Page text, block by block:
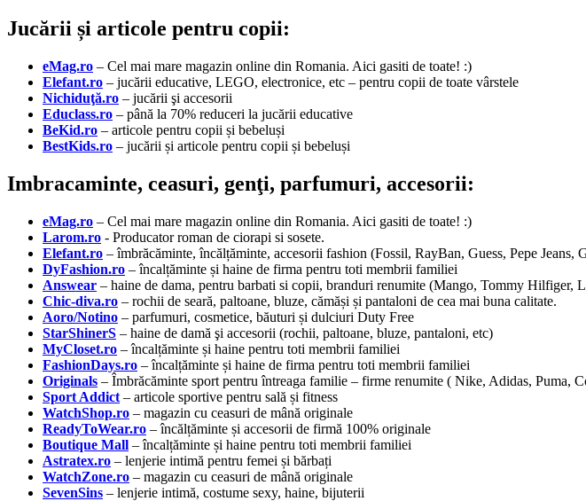
Jucării și articole pentru copii:
eMag.ro – Cel mai mare magazin online din Romania. Aici gasiti de toate! :)
Elefant.ro – jucării educative, LEGO, electronice, etc – pentru copii de toate vârstele
Nichiduţă.ro – jucării şi accesorii
Educlass.ro – până la 70% reduceri la jucării educative
BeKid.ro – articole pentru copii și bebeluși
BestKids.ro – jucării și articole pentru copii și bebeluși
Imbracaminte, ceasuri, genţi, parfumuri, accesorii:
eMag.ro – Cel mai mare magazin online din Romania. Aici gasiti de toate! :)
Larom.ro - Producator roman de ciorapi si sosete.
Elefant.ro – îmbrăcăminte, încălțăminte, accesorii fashion (Fossil, RayBan, Guess, Pepe Jeans,
DyFashion.ro – încalțăminte și haine de firma pentru toti membrii familiei
Answear – haine de dama, pentru barbati si copii, branduri renumite (Mango, Tommy Hilfiger,
Chic-diva.ro – rochii de seară, paltoane, bluze, cămăși și pantaloni de cea mai buna calitate.
Aoro/Notino – parfumuri, cosmetice, băuturi și dulciuri Duty Free
StarShinerS – haine de damă şi accesorii (rochii, paltoane, bluze, pantaloni, etc)
MyCloset.ro – încalțăminte și haine pentru toti membrii familiei
FashionDays.ro – încalțăminte și haine de firma pentru toti membrii familiei
Originals – Îmbrăcăminte sport pentru întreaga familie – firme renumite ( Nike, Adidas, Puma,
Sport Addict – articole sportive pentru sală și fitness
WatchShop.ro – magazin cu ceasuri de mână originale
ReadyToWear.ro – încălțăminte și accesorii de firmă 100% originale
Boutique Mall – încalțăminte și haine pentru toti membrii familiei
Astratex.ro – lenjerie intimă pentru femei și bărbați
WatchZone.ro – magazin cu ceasuri de mână originale
SevenSins – lenjerie intimă, costume sexy, haine, bijuterii